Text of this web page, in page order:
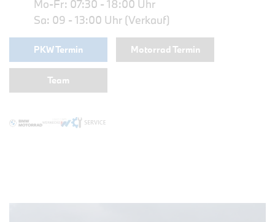
Mo-Fr: 07:30 - 18:00 Uhr
Sa: 09 - 13:00 Uhr (Verkauf)
PKW Termin Motorrad Termin
Team